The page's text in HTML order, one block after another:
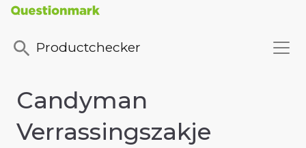
Productchecker
Candyman
Verrassingszakje